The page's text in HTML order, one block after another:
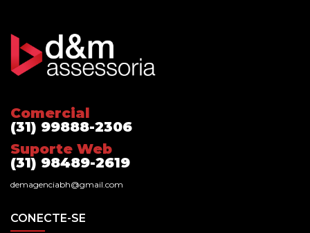
Comercial
(31) 99888-2306
Suporte Web
(31) 98489-2619
demagenciabh@gmail.com
CONECTE-SE